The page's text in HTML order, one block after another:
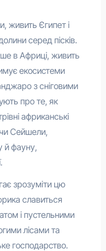
живить Єгипет і
серед пісків.
в Африці, живить
екосистеми
з сніговими
про те, як
африканські
чи Сейшели,
й фауну,
зрозуміти цю
славиться
і пустельними
лісами та
господарство.